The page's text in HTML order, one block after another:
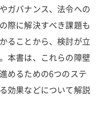
ガバナンス、法令への
際に解決すべき課題も
ることから、検討が立
本書は、これらの障壁
めるための6つのステ
効果などについて解説